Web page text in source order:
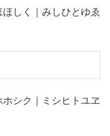
しく｜みしひとゆゑ
シク｜ミシヒトユヱ